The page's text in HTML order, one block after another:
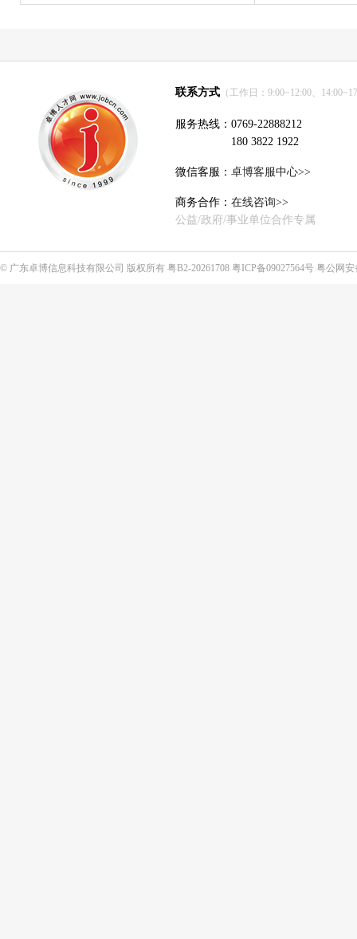
联系方式 （工作日：9:00~12:00、
服务热线：0769-22888212
180 3822 1922
微信客服： 卓博客服中心>>
商务合作： 在线咨询>>
公益/政府/事业单位合作专属
© 广东卓博信息科技有限公司 版权所有 粤B2-20261708 粤ICP备09027564号 粤公网安